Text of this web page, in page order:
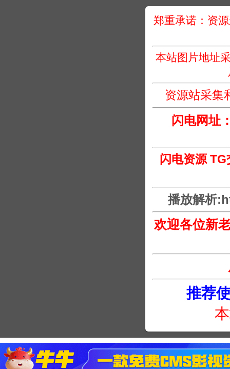
郑重承诺：资
本站图片地址
资源站采集
闪电网址
闪电资源 TG
播放解析
欢迎各位新
推荐